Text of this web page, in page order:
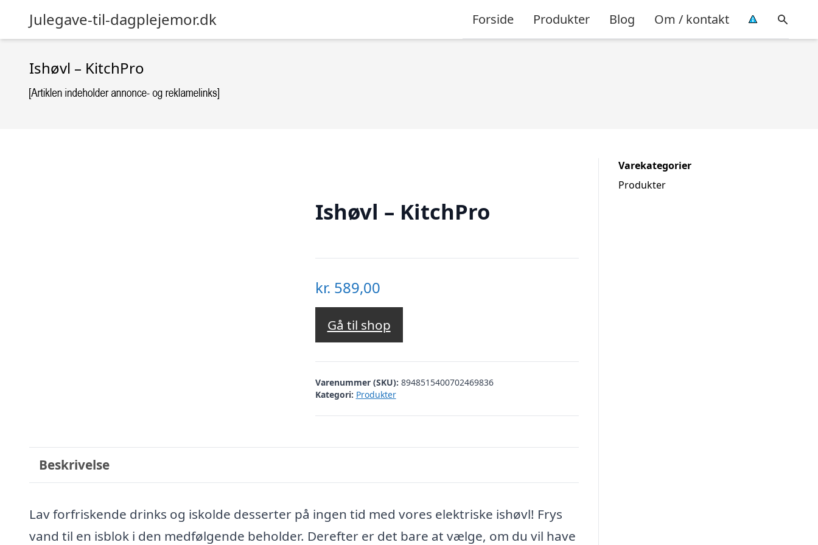
Julegave-til-dagplejemor.dk Forside Produkter Blog Om / kontakt
Ishøvl – KitchPro
Ishøvl – KitchPro
kr. 589,00
Gå til shop
Varenummer (SKU): 8948515400702469836
Kategori: Produkter
Beskrivelse
Lav forfriskende drinks og iskolde desserter på ingen tid med vores elektriske ishøvl! Frys
vand til en isblok i den medfølgende beholder. Derefter er det bare at vælge, om du vil have
Varekategorier
Produkter